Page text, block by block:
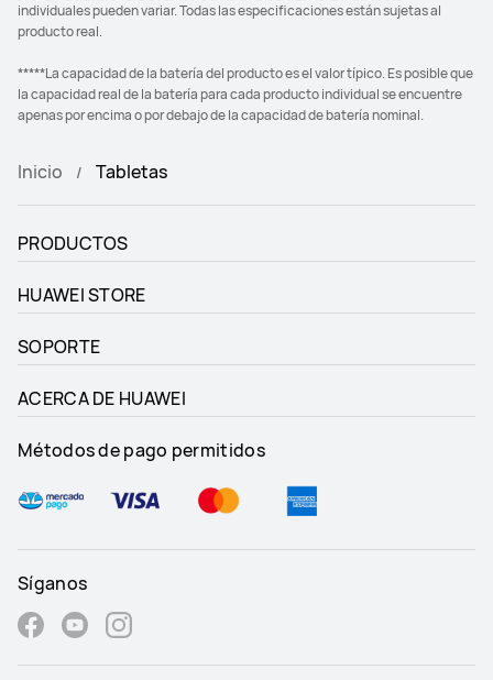
individuales pueden variar. Todas las especificaciones están sujetas al
producto real.
*****La capacidad de la batería del producto es el valor típico. Es posible que
la capacidad real de la batería para cada producto individual se encuentre
apenas por encima o por debajo de la capacidad de batería nominal.
Inicio Tabletas
PRODUCTOS
HUAWEI STORE
SOPORTE
ACERCA DE HUAWEI
Métodos de pago permitidos
Síganos